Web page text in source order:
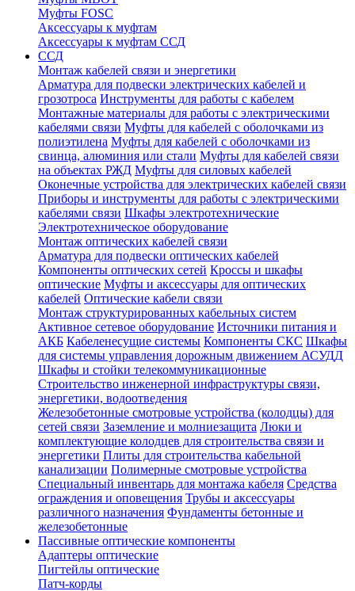
Муфты FOSC
Аксессуары к муфтам
Аксессуары к муфтам ССД
ССД
Монтаж кабелей связи и энергетики
Арматура для подвески электрических кабелей и
грозотроса Инструменты для работы с кабелем
Монтажные материалы для работы с электрическими
кабелями связи Муфты для кабелей с оболочками из
полиэтилена Муфты для кабелей с оболочками из
свинца, алюминия или стали Муфты для кабелей связи
на объектах РЖД Муфты для силовых кабелей
Оконечные устройства для электрических кабелей связи
Приборы и инструменты для работы с электрическими
кабелями связи Шкафы электротехнические
Электротехническое оборудование
Монтаж оптических кабелей связи
Арматура для подвески оптических кабелей
Компоненты оптических сетей Кроссы и шкафы
оптические Муфты и аксессуары для оптических
кабелей Оптические кабели связи
Монтаж структурированных кабельных систем
Активное сетевое оборудование Источники питания и
АКБ Кабеленесущие системы Компоненты СКС Шкафы
для системы управления дорожным движением АСУДД
Шкафы и стойки телекоммуникационные
Строительство инженерной инфраструктуры связи,
энергетики, водоотведения
Железобетонные смотровые устройства (колодцы) для
сетей связи Заземление и молниезащита Люки и
комплектующие колодцев для строительства связи и
энергетики Плиты для строительства кабельной
канализации Полимерные смотровые устройства
Специальный инвентарь для монтажа кабеля Средства
ограждения и оповещения Трубы и аксессуары
различного назначения Фундаменты бетонные и
железобетонные
Пассивные оптические компоненты
Адаптеры оптические
Пигтейлы оптические
Патч-корды